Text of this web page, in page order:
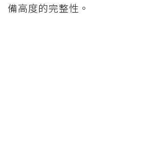
備高度的完整性。